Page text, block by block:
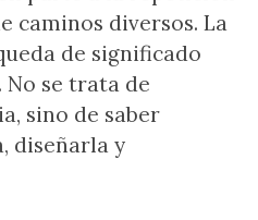
caminos diversos. La
de significado
se trata de
sino de saber
diseñarla y